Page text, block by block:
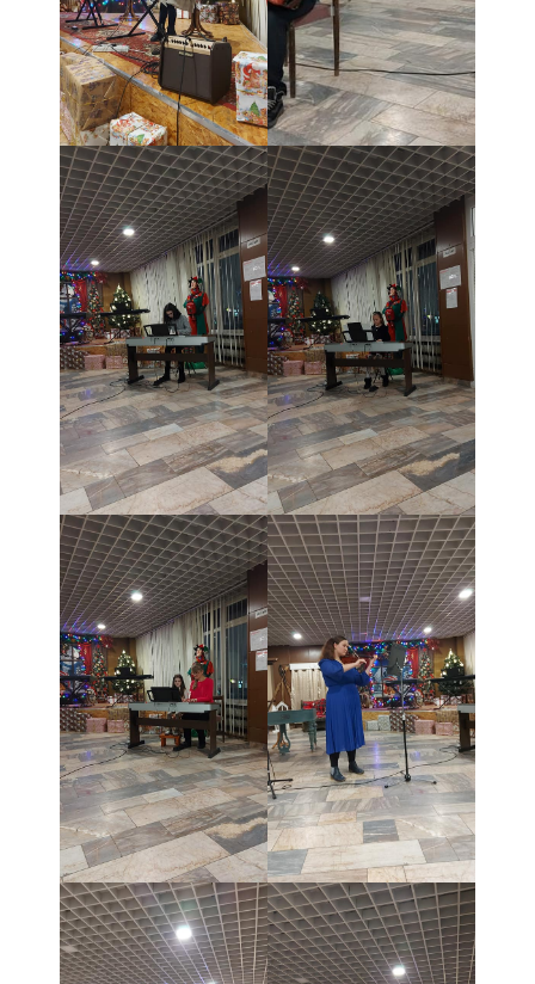
Projekty
- Talentík
- Pódium mladých umelcov
- Cesta za umením
- Projekt Zuška do uška
Galéria
- Pozvánky na koncerty
- Koncerty
- Súťaže
- Výstavy VO
- Videá
- Absolventské tablá
Faktúry, zmluvy, objednávky
- Zmluvy
- - ZMLUVY 2025
- - ZMLUVY 2024
- - ZMLUVY 2023
- - ZMLUVY 2022
- - ZMLUVY 2021
- - ZMLUVY 2020